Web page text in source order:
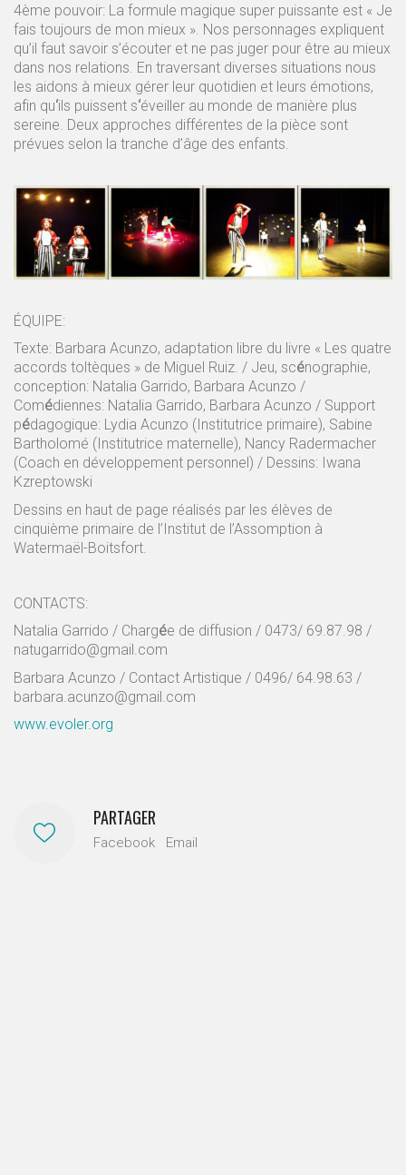
4ème pouvoir: La formule magique super puissante est « Je
fais toujours de mon mieux ». Nos personnages expliquent
qu’il faut savoir s’écouter et ne pas juger pour être au mieux
dans nos relations. En traversant diverses situations nous
les aidons à mieux gérer leur quotidien et leurs émotions,
afin qu‘ils puissent s‘éveiller au monde de manière plus
sereine. Deux approches différentes de la pièce sont
prévues selon la tranche d’âge des enfants.
ÉQUIPE:
Texte: Barbara Acunzo, adaptation libre du livre « Les quatre
accords toltèques » de Miguel Ruiz. / Jeu, scénographie,
conception: Natalia Garrido, Barbara Acunzo /
Comédiennes: Natalia Garrido, Barbara Acunzo / Support
pédagogique: Lydia Acunzo (Institutrice primaire), Sabine
Bartholomé (Institutrice maternelle), Nancy Radermacher
(Coach en développement personnel) / Dessins: Iwana
Kzreptowski
Dessins en haut de page réalisés par les élèves de
cinquième primaire de l’Institut de l’Assomption à
Watermaël-Boitsfort.
CONTACTS:
Natalia Garrido / Chargée de diffusion / 0473/ 69.87.98 /
natugarrido@gmail.com
Barbara Acunzo / Contact Artistique / 0496/ 64.98.63 /
barbara.acunzo@gmail.com
www.evoler.org
PARTAGER
Facebook Email